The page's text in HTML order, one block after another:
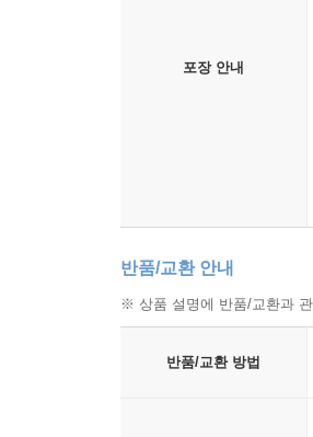
포장 안내
반품/교환 안내
※ 상품 설명에 반품/교환과
반품/교환 방법